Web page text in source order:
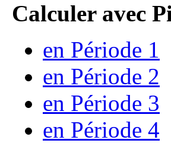
Calculer avec
en Période 1
en Période 2
en Période 3
en Période 4